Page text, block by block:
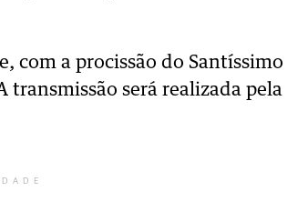
com a procissão do Santíssimo
transmissão será realizada pela